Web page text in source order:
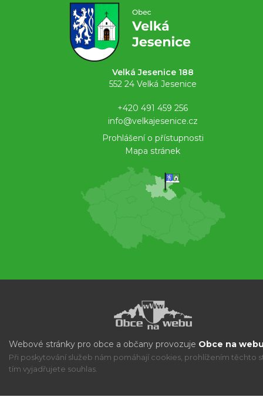
Velká Jesenice 188
552 24 Velká Jesenice
+420 491 459 256
info@velkajesenice.cz
Prohlášení o přístupnosti
Mapa stránek
Webové stránky pro obce a občany provozuje Obce na
Při poskytování služeb nám pomáhají cookies, prohlížením těchto
tím vyjadřujete souhlas.